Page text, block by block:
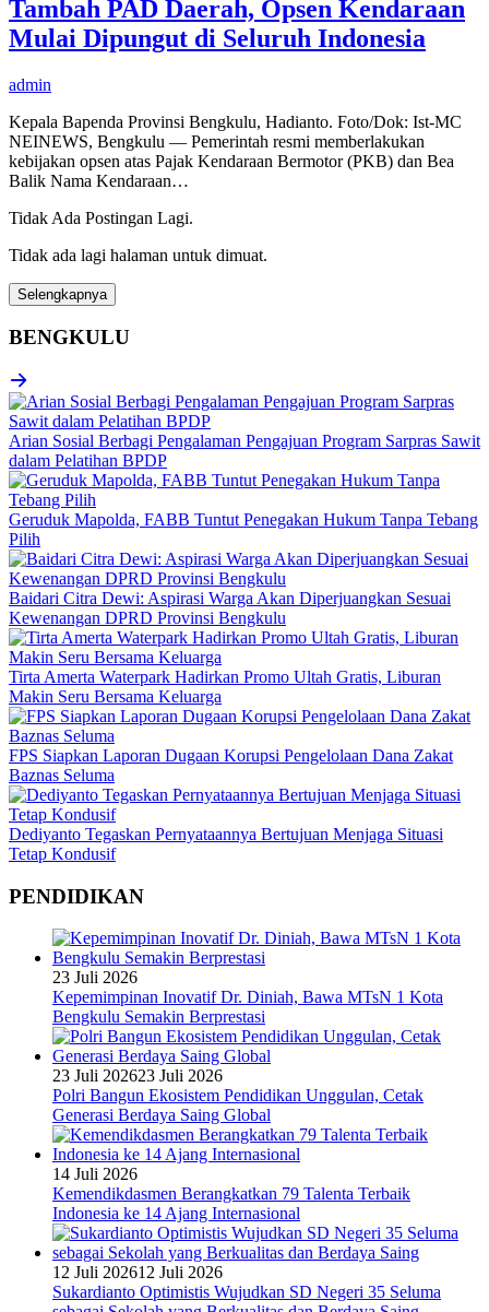
Tambah PAD Daerah, Opsen Kendaraan
Mulai Dipungut di Seluruh Indonesia
admin
Kepala Bapenda Provinsi Bengkulu, Hadianto. Foto/Dok: Ist-MC
NEINEWS, Bengkulu — Pemerintah resmi memberlakukan
kebijakan opsen atas Pajak Kendaraan Bermotor (PKB) dan Bea
Balik Nama Kendaraan…
Tidak Ada Postingan Lagi.
Tidak ada lagi halaman untuk dimuat.
Selengkapnya
BENGKULU
Arian Sosial Berbagi Pengalaman Pengajuan Program Sarpras Sawit
dalam Pelatihan BPDP
Geruduk Mapolda, FABB Tuntut Penegakan Hukum Tanpa Tebang
Pilih
Baidari Citra Dewi: Aspirasi Warga Akan Diperjuangkan Sesuai
Kewenangan DPRD Provinsi Bengkulu
Tirta Amerta Waterpark Hadirkan Promo Ultah Gratis, Liburan
Makin Seru Bersama Keluarga
FPS Siapkan Laporan Dugaan Korupsi Pengelolaan Dana Zakat
Baznas Seluma
Dediyanto Tegaskan Pernyataannya Bertujuan Menjaga Situasi
Tetap Kondusif
PENDIDIKAN
23 Juli 2026
Kepemimpinan Inovatif Dr. Diniah, Bawa MTsN 1 Kota
Bengkulu Semakin Berprestasi
23 Juli 202623 Juli 2026
Polri Bangun Ekosistem Pendidikan Unggulan, Cetak
Generasi Berdaya Saing Global
14 Juli 2026
Kemendikdasmen Berangkatkan 79 Talenta Terbaik
Indonesia ke 14 Ajang Internasional
12 Juli 202612 Juli 2026
Sukardianto Optimistis Wujudkan SD Negeri 35 Seluma